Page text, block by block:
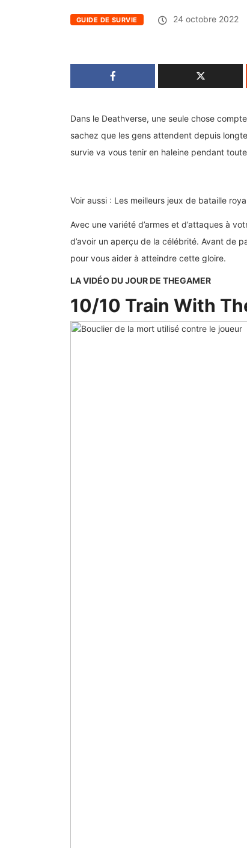
GUIDE DE SURVIE 24 octobre 2022
Dans le Deathverse, une seule chose
sachez que les gens attendent depuis
survie va vous tenir en haleine pendant
Voir aussi : Les meilleurs jeux de bataille
Avec une variété d’armes et d’attaques à
d’avoir un aperçu de la célébrité. Avant de
pour vous aider à atteindre cette gloire.
LA VIDÉO DU JOUR DE THEGAMER
10/10 Train With